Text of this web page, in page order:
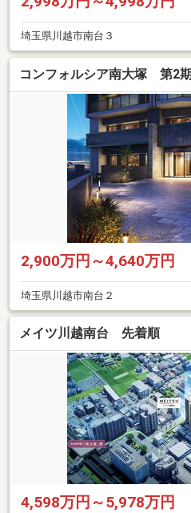
埼玉県川越市南台３
コンフォルシア南大塚 第2
2,900万円～4,640万円
埼玉県川越市南台２
メイツ川越南台 先着順
4,598万円～5,978万円